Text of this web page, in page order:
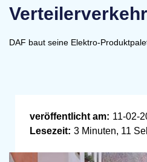
Verteilerverkehr
DAF baut seine Elektro-
veröffentlicht am: 11-02-
Lesezeit: 3 Minuten, 11